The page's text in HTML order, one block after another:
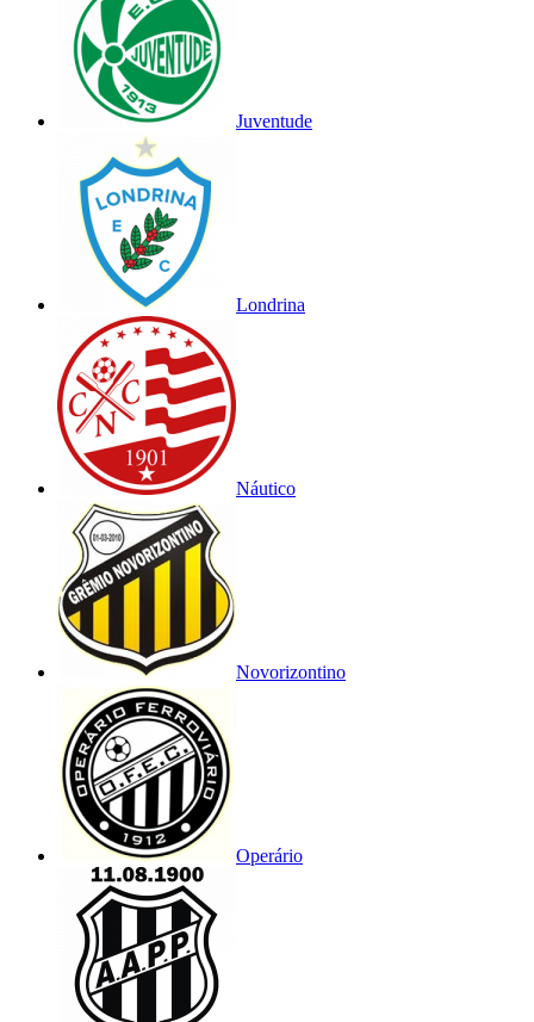
Juventude
Londrina
Náutico
Novorizontino
Operário